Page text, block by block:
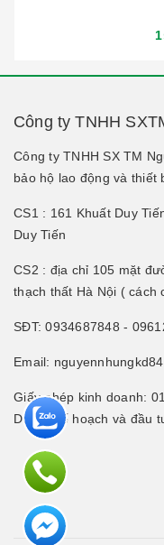
Công ty TNHH
Công ty TNHH SX TM
bảo hộ lao động và thiết
CS1 : 161 Khuất Duy
Duy Tiến
CS2 : địa chỉ 105 mặt
thạch thất Hà Nội ( cách
SĐT: 0934687848 -
Email:
Giấy phép kinh doanh:
Do Sở kế hoạch và đầu